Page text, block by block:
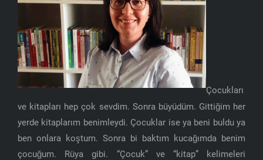
Çocukları
ve kitapları hep çok sevdim. Sonra büyüdüm. Gittiğim her
yerde kitaplarım benimleydi. Çocuklar ise ya beni buldu ya
ben onlara koştum. Sonra bi baktım kucağımda benim
çocuğum. Rüya gibi. “Çocuk” ve “kitap” kelimeleri